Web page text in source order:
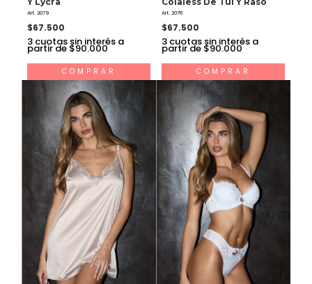
Art. 2079
$67.500
3 cuotas sin interés a
partir de $90.000
COMPRAR
Art. 2076
$67.500
3 cuotas sin interés a
partir de $90.000
COMPRAR